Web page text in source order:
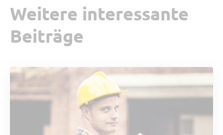
Weitere interessante
Beiträge